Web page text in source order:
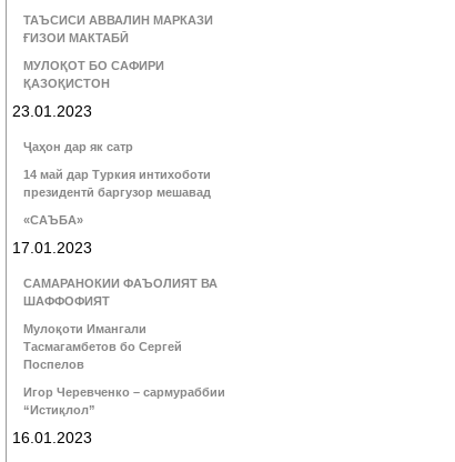
ТАЪСИСИ АВВАЛИН МАРКАЗИ
ҒИЗОИ МАКТАБӢ
МУЛОҚОТ БО САФИРИ
ҚАЗОҚИСТОН
23.01.2023
Ҷаҳон дар як сатр
14 май дар Туркия интихоботи
президентӣ баргузор мешавад
«САЪБА»
17.01.2023
САМАРАНОКИИ ФАЪОЛИЯТ ВА
ШАФФОФИЯТ
Мулоқоти Имангали
Тасмагамбетов бо Сергей
Поспелов
Игор Черевченко – сармураббии
“Истиқлол”
16.01.2023